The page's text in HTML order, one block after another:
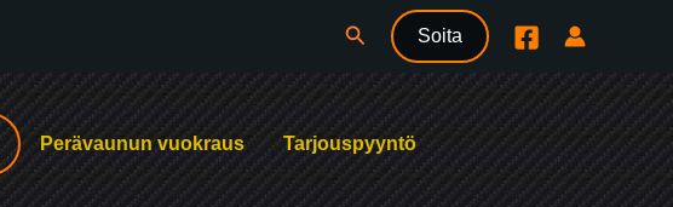
Hae Soita
Perävaunun vuokraus Tarjouspyyntö